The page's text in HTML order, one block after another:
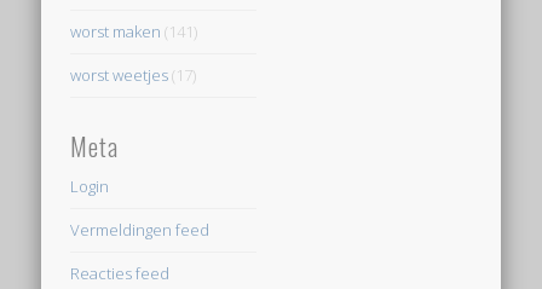
worst maken (141)
worst weetjes(17)
Meta
Login
Vermeldingen feed
Reacties feed